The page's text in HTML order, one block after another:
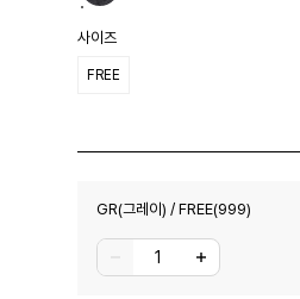
사이즈
FREE
GR(그레이) / FREE(999)